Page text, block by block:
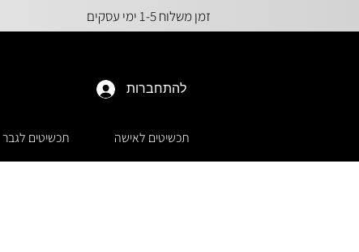
זמן משלוח 1-5 ימי עסקים
להתחברות
תכשיטים לאישה תכשיטים לגבר